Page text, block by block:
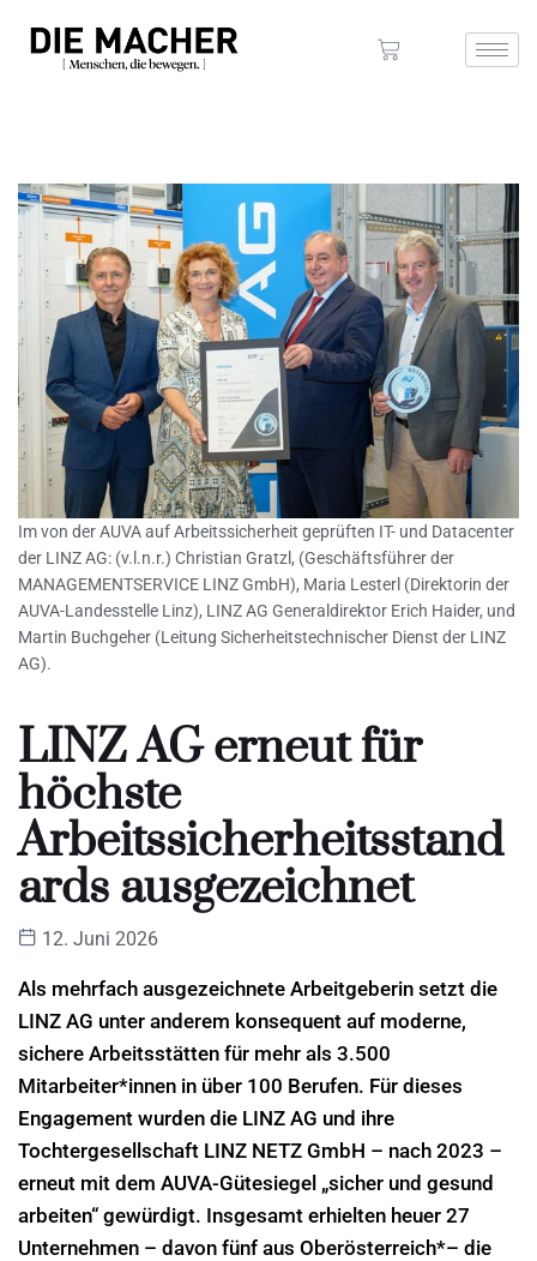
Im von der AUVA auf Arbeitssicherheit geprüften IT- und Datacenter
der LINZ AG: (v.l.n.r.) Christian Gratzl, (Geschäftsführer der
MANAGEMENTSERVICE LINZ GmbH), Maria Lesterl (Direktorin der
AUVA-Landesstelle Linz), LINZ AG Generaldirektor Erich Haider, und
Martin Buchgeher (Leitung Sicherheitstechnischer Dienst der LINZ
AG).
LINZ AG erneut für
höchste
Arbeitssicherheitsstand
ards ausgezeichnet
12. Juni 2026
Als mehrfach ausgezeichnete Arbeitgeberin setzt die
LINZ AG unter anderem konsequent auf moderne,
sichere Arbeitsstätten für mehr als 3.500
Mitarbeiter*innen in über 100 Berufen. Für dieses
Engagement wurden die LINZ AG und ihre
Tochtergesellschaft LINZ NETZ GmbH – nach 2023 –
erneut mit dem AUVA-Gütesiegel „sicher und gesund
arbeiten“ gewürdigt. Insgesamt erhielten heuer 27
Unternehmen – davon fünf aus Oberösterreich*– die